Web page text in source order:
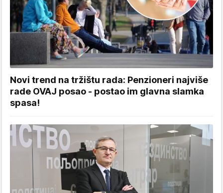
Novi trend na tržištu rada: Penzioneri najviše
rade OVAJ posao - postao im glavna slamka
spasa!